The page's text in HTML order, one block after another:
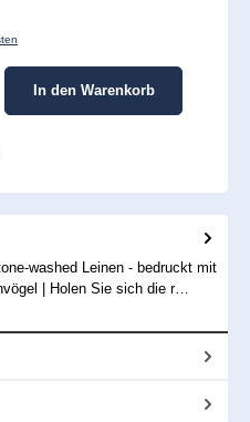
Wert ein oder benutze die Schaltflächen
In den Warenkorb
washed Leinen - bedruckt mit
| Holen Sie sich die r…